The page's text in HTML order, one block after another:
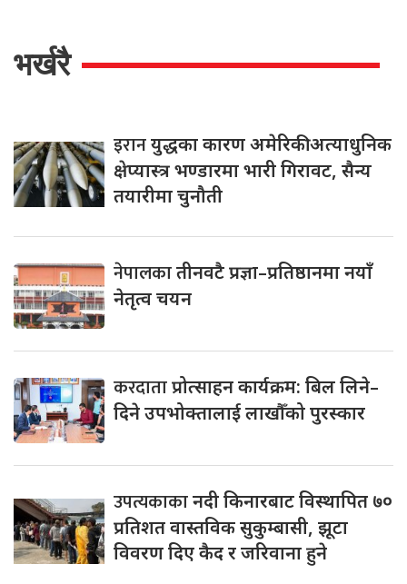
भर्खरै
इरानयुद्धका कारण अमेरिकी अत्याधुनिक
क्षेप्यास्त्र भण्डारमा भारी गिरावट, सैन्य
तयारीमा चुनौती
नेपालकातीनवटै प्रज्ञा–प्रतिष्ठानमा नयाँ
नेतृत्व चयन
करदाताप्रोत्साहन कार्यक्रम: बिल लिने–
दिने उपभोक्तालाई लाखौँको पुरस्कार
उपत्यकाकानदी किनारबाट विस्थापित ७०
प्रतिशत वास्तविक सुकुम्बासी, झूटा
विवरण दिए कैद र जरिवाना हुने